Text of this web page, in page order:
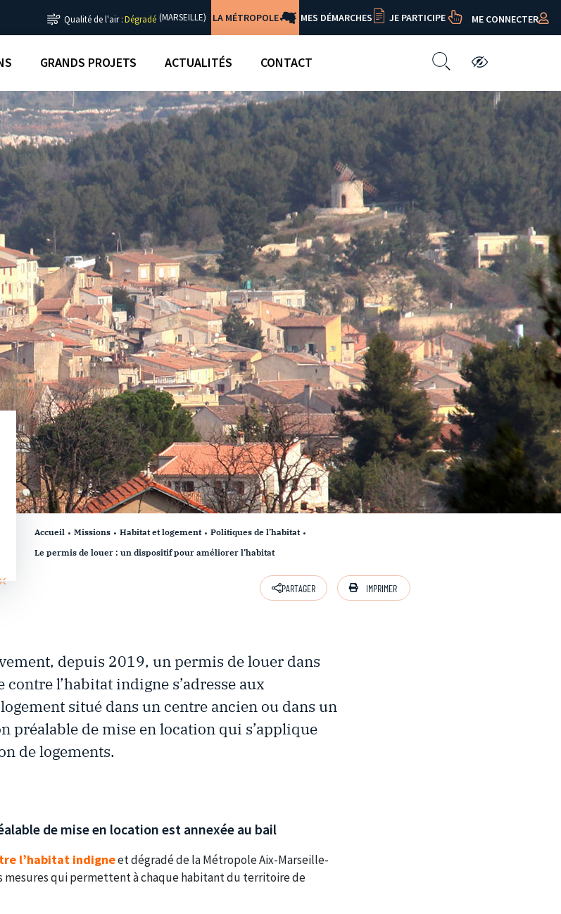
Qualité de l'air :Dégradé (MARSEILLE) LA MÉTROPOLE MES DÉMARCHES JE PARTICIPE ME CONNECTER
GRANDS PROJETS ACTUALITÉS CONTACT
Accueil Missions Habitat et logement
Politiques de l’habitat
Le permis de louer : un dispositif pour améliorer l’habitat
PARTAGER IMPRIMER
depuis 2019, un permis de louer dans
l’habitat indigne s’adresse aux
situé dans un centre ancien ou dans un
préalable de mise en location qui s’applique
de logements.
de mise en location est annexée au bail
l’habitat indigneet dégradé de la Métropole Aix-Marseille-
mesures qui permettent à chaque habitant du territoire de